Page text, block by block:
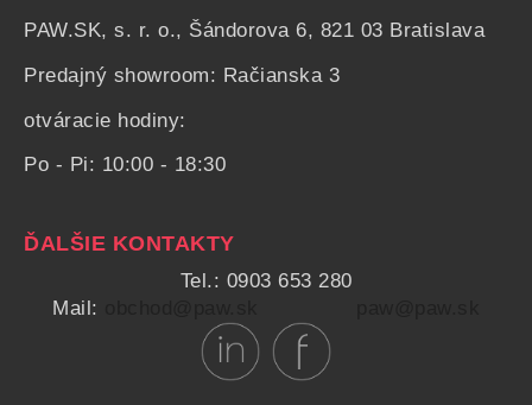
PAW.SK, s. r. o., Šándorova 6, 821 03 Bratislava
Predajný showroom: Račianska 3
otváracie hodiny:
Po - Pi: 10:00 - 18:30
ĎALŠIE KONTAKTY
Tel.: 0903 653 280
Mail: